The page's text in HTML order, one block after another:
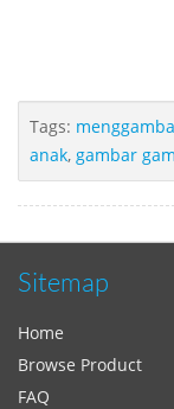
Tags:
anak, gambar
Sitemap
Home
Browse Product
FAQ